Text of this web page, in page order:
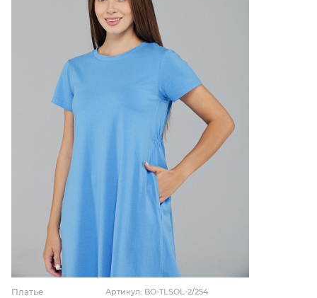
Платье Артикул: BO-TLSOL-2/254